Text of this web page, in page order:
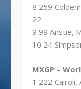
8 259
22
9 99 Anstie,
10 24
MXGP –
1 222 Cairoli,